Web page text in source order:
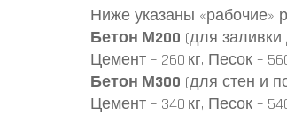
Ниже указаны «рабочие»
Бетон М200 (для
Цемент – 260 кг, Песок –
Бетон М300 (для стен и
Цемент – 340 кг, Песок –